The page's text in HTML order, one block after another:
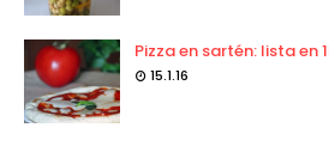
Pizza en sartén: lista en
15.1.16